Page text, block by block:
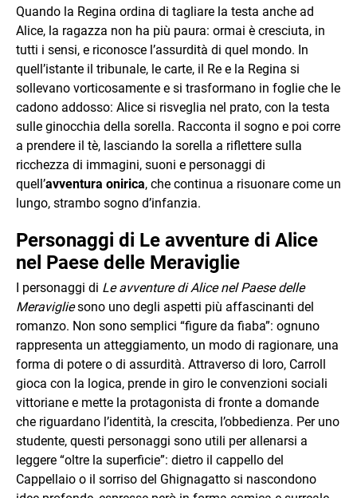
Quando la Regina ordina di tagliare la testa anche ad
Alice, la ragazza non ha più paura: ormai è cresciuta, in
tutti i sensi, e riconosce l’assurdità di quel mondo. In
quell’istante il tribunale, le carte, il Re e la Regina si
sollevano vorticosamente e si trasformano in foglie che le
cadono addosso: Alice si risveglia nel prato, con la testa
sulle ginocchia della sorella. Racconta il sogno e poi corre
a prendere il tè, lasciando la sorella a riflettere sulla
ricchezza di immagini, suoni e personaggi di
quell’avventura onirica, che continua a risuonare come un
lungo, strambo sogno d’infanzia.
Personaggi di Le avventure di Alice
nel Paese delle Meraviglie
I personaggi di Le avventure di Alice nel Paese delle
Meravigliesono uno degli aspetti più affascinanti del
romanzo. Non sono semplici “figure da fiaba”: ognuno
rappresenta un atteggiamento, un modo di ragionare, una
forma di potere o di assurdità. Attraverso di loro, Carroll
gioca con la logica, prende in giro le convenzioni sociali
vittoriane e mette la protagonista di fronte a domande
che riguardano l’identità, la crescita, l’obbedienza. Per uno
studente, questi personaggi sono utili per allenarsi a
leggere “oltre la superficie”: dietro il cappello del
Cappellaio o il sorriso del Ghignagatto si nascondono